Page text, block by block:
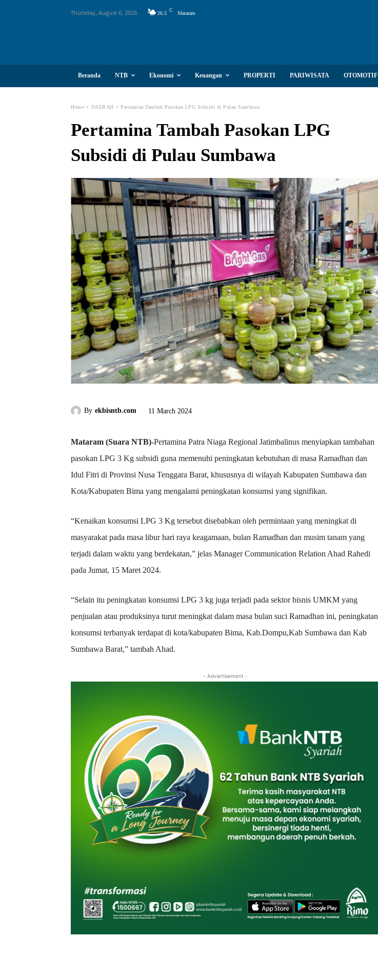
Thursday, August 6, 2026 26.5
C
Mataram
Beranda NTB Ekonomi Keuangan PROPERTI PARIWISATA OTOMOTIF
Home DAERAH Pertamina Tambah Pasokan LPG Subsidi di Pulau Sumbawa
Pertamina Tambah Pasokan LPG
Subsidi di Pulau Sumbawa
By ekbisntb.com 11 March 2024
Mataram (Suara NTB)-Pertamina Patra Niaga Regional Jatimbalinus menyiapkan tambahan
pasokan LPG 3 Kg subsidi guna memenuhi peningkatan kebutuhan di masa Ramadhan dan
Idul Fitri di Provinsi Nusa Tenggara Barat, khususnya di wilayah Kabupaten Sumbawa dan
Kota/Kabupaten Bima yang mengalami peningkatan konsumsi yang signifikan.
“Kenaikan konsumsi LPG 3 Kg tersebut disebabkan oleh permintaan yang meningkat di
masyarakat pada masa libur hari raya keagamaan, bulan Ramadhan dan musim tanam yang
terjadi dalam waktu yang berdekatan,” jelas Manager Communication Relation Ahad Rahedi
pada Jumat, 15 Maret 2024.
“Selain itu peningkatan konsumsi LPG 3 kg juga terjadi pada sektor bisnis UMKM yang
penjualan atau produksinya turut meningkat dalam masa bulan suci Ramadhan ini, peningkatan
konsumsi terbanyak terdapat di kota/kabupaten Bima, Kab.Dompu,Kab Sumbawa dan Kab
Sumbawa Barat,” tambah Ahad.
- Advertisement -